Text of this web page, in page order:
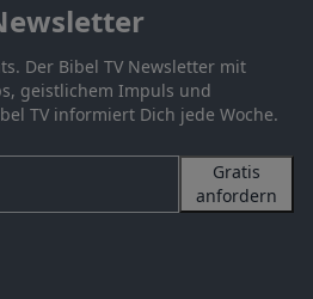
Der Bibel TV Newsletter mit
geistlichem Impuls und
TV informiert Dich jede Woche.
Gratis
anfordern